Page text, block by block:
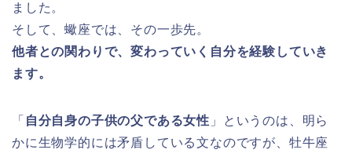
ました。
そして、蠍座では、その一歩先。
他者との関わりで、変わっていく自分を経験していき
ます。
「 自分自身の子供の父である女性 」というのは、明ら
かに生物学的には矛盾している文なのですが、牡牛座